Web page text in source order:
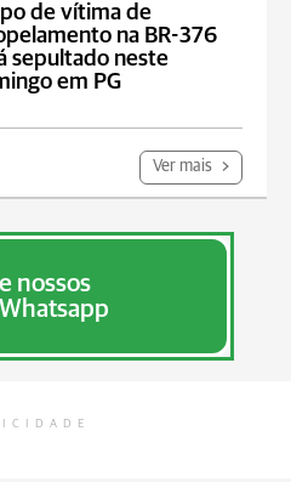
de vítima de
na BR-376
sepultado neste
em PG
Ver mais
nossos